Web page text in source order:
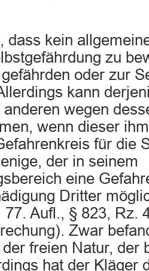
dass kein
zu
oder zur
kann
wegen
wenn dieser
für die
der in seinem
eine
Dritter
77. Aufl., § 823, Rz.
Zwar
freien Natur, der
hat der Kläger